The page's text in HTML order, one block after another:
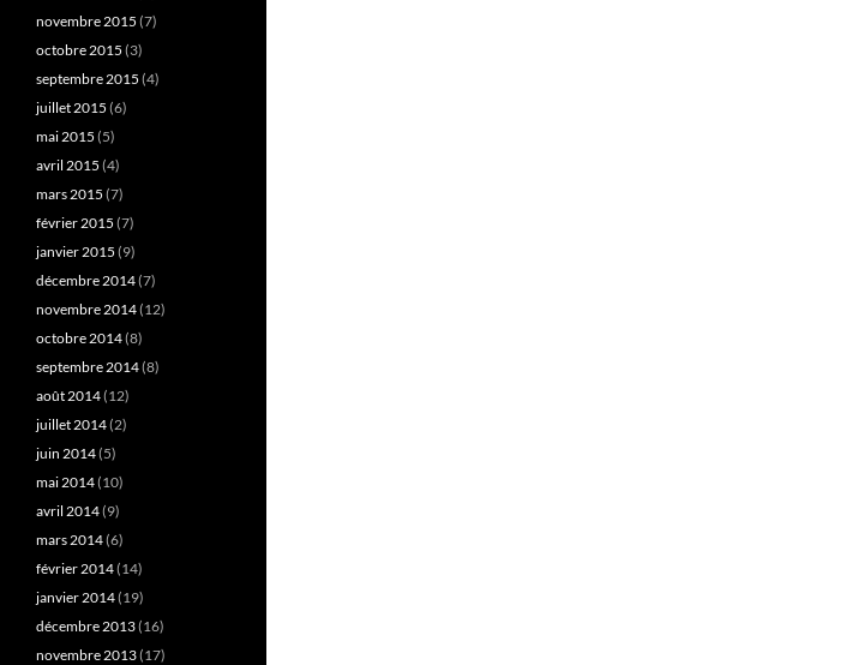
novembre 2015 (7)
octobre 2015 (3)
septembre 2015 (4)
juillet 2015 (6)
mai 2015 (5)
avril 2015 (4)
mars 2015 (7)
février 2015 (7)
janvier 2015 (9)
décembre 2014(7)
novembre 2014(12)
octobre 2014(8)
septembre 2014(8)
août 2014(12)
juillet 2014(2)
juin 2014(5)
mai 2014(10)
avril 2014(9)
mars 2014(6)
février 2014(14)
janvier 2014(19)
décembre 2013(16)
novembre 2013(17)